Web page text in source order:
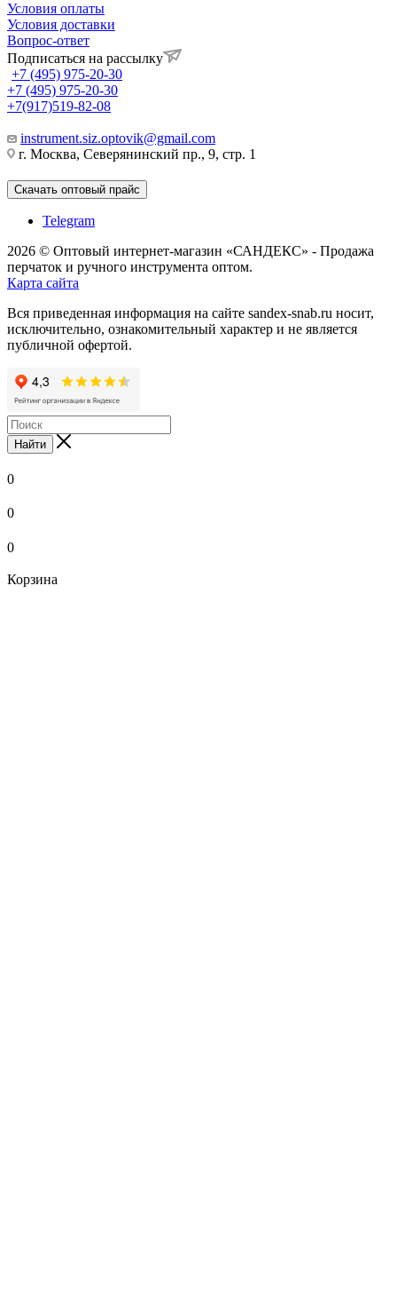
Условия оплаты
Условия доставки
Вопрос-ответ
Подписаться на рассылку
+7 (495) 975-20-30
+7 (495) 975-20-30
+7(917)519-82-08
instrument.siz.optovik@gmail.com
г. Москва, Северянинский пр., 9, стр. 1
Скачать оптовый прайс
Telegram
2026 © Оптовый интернет-магазин «САНДЕКС» - Продажа
перчаток и ручного инструмента оптом.
Карта сайта
Вся приведенная информация на сайте sandex-snab.ru носит,
исключительно, ознакомительный характер и не является
публичной офертой.
Найти
0
0
0
Корзина